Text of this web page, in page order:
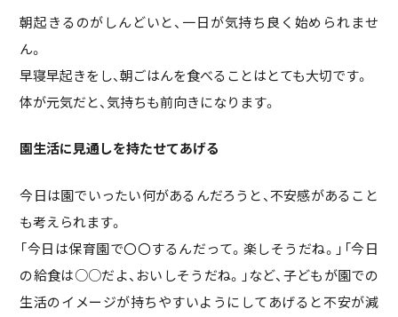
朝起きるのがしんどいと、一日が気持ち良く始められませ
ん。
早寝早起きをし、朝ごはんを食べることはとても大切です。
体が元気だと、気持ちも前向きになります。
園生活に見通しを持たせてあげる
今日は園でいったい何があるんだろうと、不安感があること
も考えられます。
「今日は保育園で〇〇するんだって。楽しそうだね。」「今日
の給食は○○だよ、おいしそうだね。」など、子どもが園での
生活のイメージが持ちやすいようにしてあげると不安が減